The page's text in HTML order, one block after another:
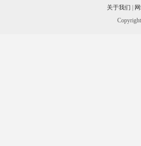
关于我们 |